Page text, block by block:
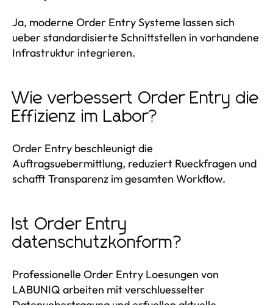
Ja, moderne Order Entry Systeme lassen sich
ueber standardisierte Schnittstellen in vorhandene
Infrastruktur integrieren.
Wie verbessert Order Entry die
Effizienz im Labor?
Order Entry beschleunigt die
Auftragsuebermittlung, reduziert Rueckfragen und
schafft Transparenz im gesamten Workflow.
Ist Order Entry
datenschutzkonform?
Professionelle Order Entry Loesungen von
LABUNIQ arbeiten mit verschluesselter